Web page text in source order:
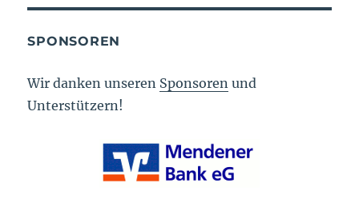
SPONSOREN
Wir danken unseren Sponsoren und
Unterstützern!